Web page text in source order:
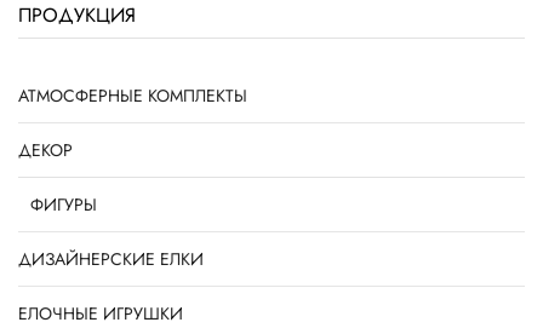
ПРОДУКЦИЯ
АТМОСФЕРНЫЕ КОМПЛЕКТЫ
ДЕКОР
ФИГУРЫ
ДИЗАЙНЕРСКИЕ ЕЛКИ
ЕЛОЧНЫЕ ИГРУШКИ